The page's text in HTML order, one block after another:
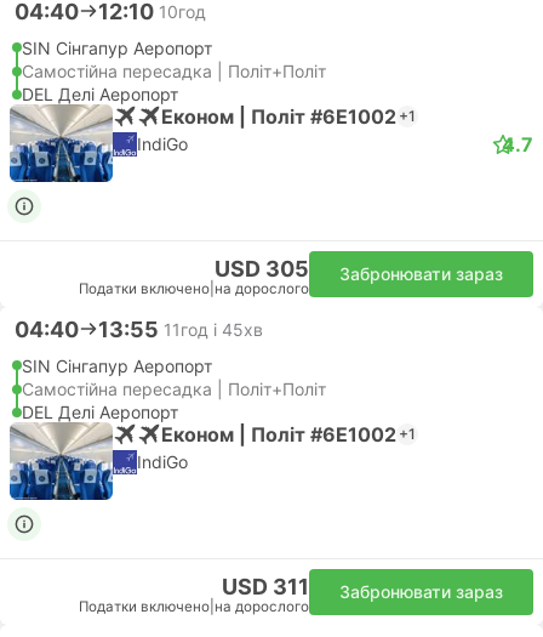
04:40 12:10 10год
SIN Сінгапур Аеропорт
Самостійна пересадка | Політ+Політ
DEL Делі Аеропорт
Економ | Політ #6E1002 +1
IndiGo 4.7
USD 305
Податки включено на дорослого
Забронювати зараз
04:40 13:55 11год і 45хв
SIN Сінгапур Аеропорт
Самостійна пересадка | Політ+Політ
DEL Делі Аеропорт
Економ | Політ #6E1002 +1
IndiGo
USD 311
Податки включено на дорослого
Забронювати зараз